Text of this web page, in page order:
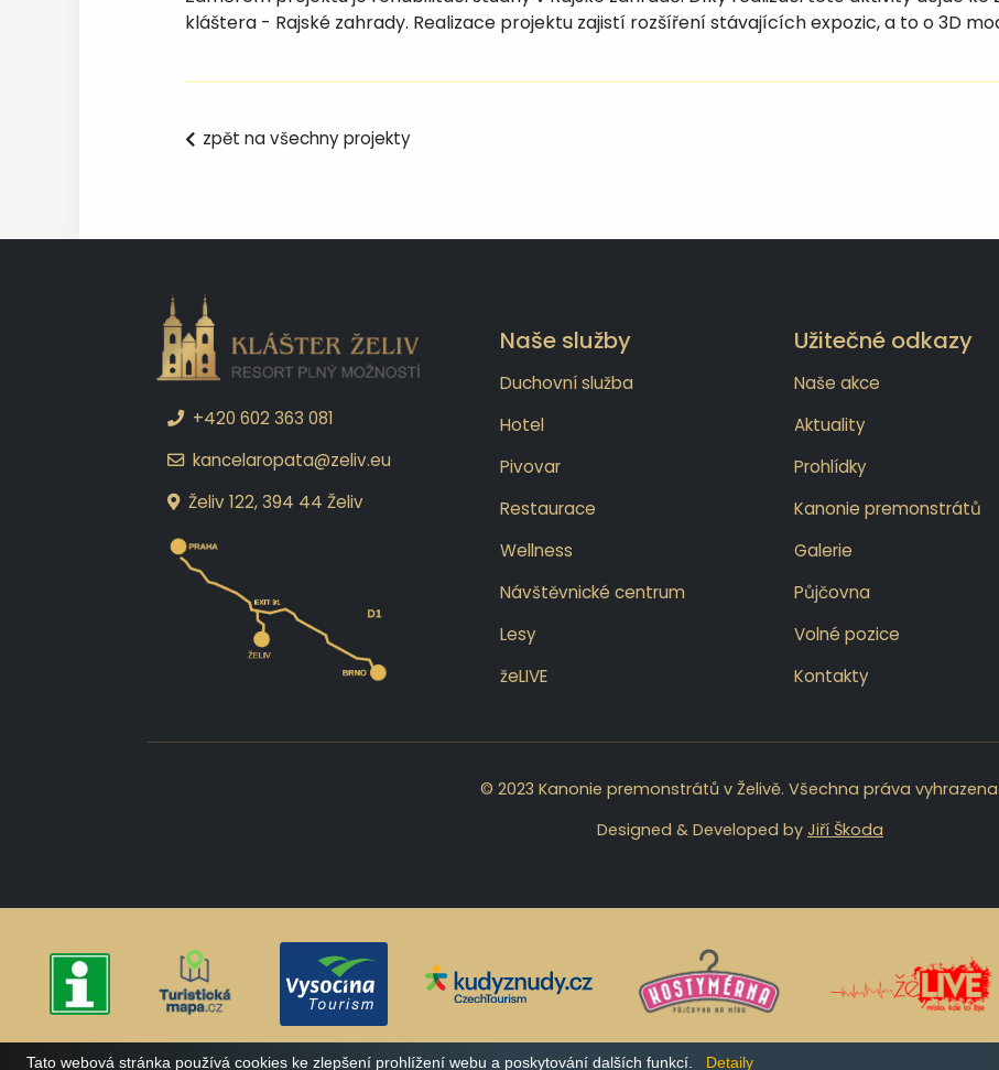
kláštera - Rajské zahrady. Realizace projektu zajistí rozšíření stávajících expozic, a to o 3D
zpět na všechny projekty
+420 602 363 081
kancelaropata@zeliv.eu
Želiv 122, 394 44 Želiv
Naše služby
Duchovní služba
Hotel
Pivovar
Restaurace
Wellness
Návštěvnické centrum
Lesy
žeLIVE
Užitečné odkazy
Naše akce
Aktuality
Prohlídky
Kanonie premonstrátů
Galerie
Půjčovna
Volné pozice
Kontakty
© 2023 Kanonie premonstrátů v Želivě. Všechna práva vyhrazena.
Designed & Developed by Jiří Škoda
Tato webová stránka používá cookies ke zlepšení prohlížení webu a poskytování dalších funkcí. Detaily